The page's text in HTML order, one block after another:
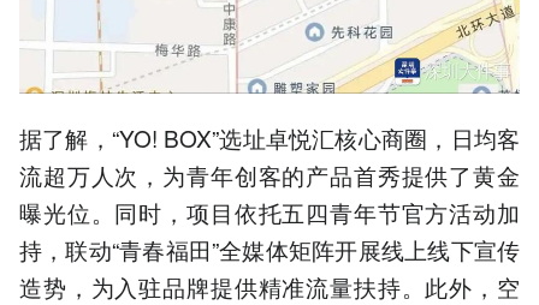
据了解，“YO! BOX”选址卓悦汇核心商圈，日均客
流超万人次，为青年创客的产品首秀提供了黄金
曝光位。同时，项目依托五四青年节官方活动加
持，联动“青春福田”全媒体矩阵开展线上线下宣传
造势，为入驻品牌提供精准流量扶持。此外，空